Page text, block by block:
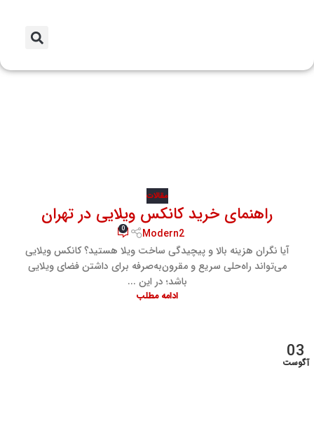
مقالات
راهنمای خرید کانکس ویلایی در تهران
Modern2
0
آیا نگران هزینه بالا و پیچیدگی ساخت ویلا هستید؟ کانکس ویلایی
می‌تواند راه‌حلی سریع و مقرون‌به‌صرفه برای داشتن فضای ویلایی
باشد؛ در این ...
ادامه مطلب
03
آگوست